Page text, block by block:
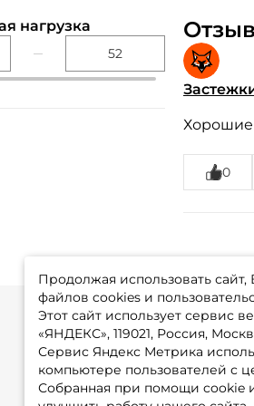
нагрузка
Хорошие
0
Продолжая использовать
файлов cookies и
Этот сайт использует сервис
«ЯНДЕКС», 119021, Россия,
Сервис Яндекс Метрика
компьютере пользователей с
Собранная при помощи cookie
О